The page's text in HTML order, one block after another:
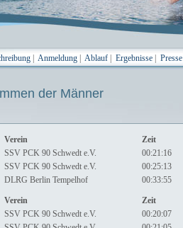
Anmeldung Ablauf Ergebnisse Presse
der Männer
Verein Zeit
SSV PCK 90 Schwedt e.V. 00:21:16
SSV PCK 90 Schwedt e.V. 00:25:13
DLRG Berlin Tempelhof 00:33:55
Verein Zeit
SSV PCK 90 Schwedt e.V. 00:20:07